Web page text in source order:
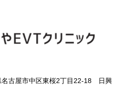
古屋市中区東桜2丁目22-18 日興